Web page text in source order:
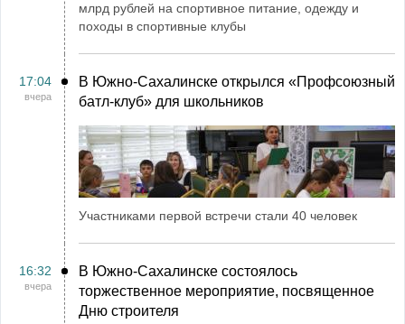
млрд рублей на спортивное питание, одежду и
походы в спортивные клубы
17:04
вчера
В Южно-Сахалинске открылся «Профсоюзный
батл-клуб» для школьников
Участниками первой встречи стали 40 человек
16:32
вчера
В Южно-Сахалинске состоялось
торжественное мероприятие, посвященное
Дню строителя